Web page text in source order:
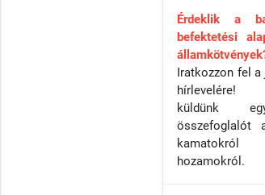
Érdeklik a
befektetési
Iratkozzon fel a
hírlevelére!
küldünk
összefoglalót
hozamokról.